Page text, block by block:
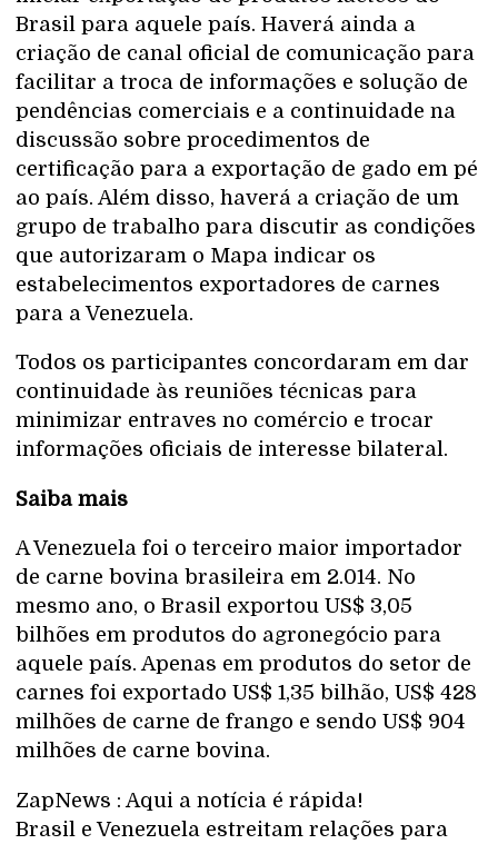
Brasil para aquele país. Haverá ainda a
criação de canal oficial de comunicação para
facilitar a troca de informações e solução de
pendências comerciais e a continuidade na
discussão sobre procedimentos de
certificação para a exportação de gado em pé
ao país. Além disso, haverá a criação de um
grupo de trabalho para discutir as condições
que autorizaram o Mapa indicar os
estabelecimentos exportadores de carnes
para a Venezuela.
Todos os participantes concordaram em dar
continuidade às reuniões técnicas para
minimizar entraves no comércio e trocar
informações oficiais de interesse bilateral.
Saiba mais
A Venezuela foi o terceiro maior importador
de carne bovina brasileira em 2.014. No
mesmo ano, o Brasil exportou US$ 3,05
bilhões em produtos do agronegócio para
aquele país. Apenas em produtos do setor de
carnes foi exportado US$ 1,35 bilhão, US$ 428
milhões de carne de frango e sendo US$ 904
milhões de carne bovina.
ZapNews : Aqui a notícia é rápida!
Brasil e Venezuela estreitam relações para